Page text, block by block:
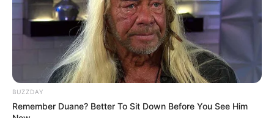
BUZZDAY
Remember Duane? Better To Sit Down Before You See Him